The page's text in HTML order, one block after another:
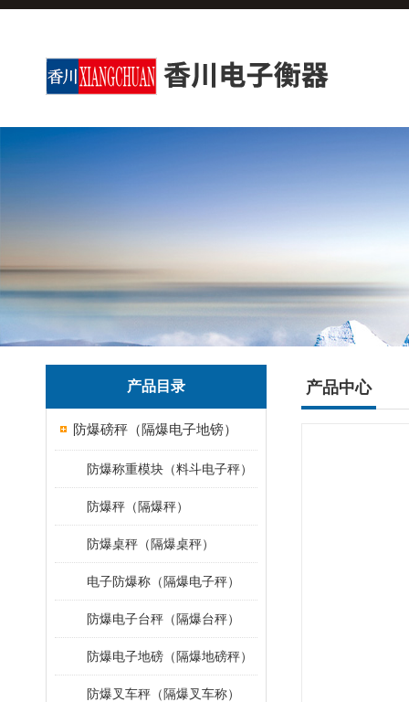
产品目录
防爆磅秤（隔爆电子地镑）
防爆称重模块（料斗电子秤）
防爆秤（隔爆秤）
防爆桌秤（隔爆桌秤）
电子防爆称（隔爆电子秤）
防爆电子台秤（隔爆台秤）
防爆电子地磅（隔爆地磅秤）
防爆叉车秤（隔爆叉车称）
产品中心